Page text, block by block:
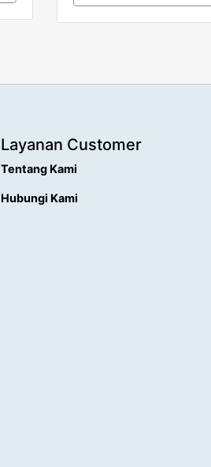
Layanan Customer
Tentang Kami
Hubungi Kami